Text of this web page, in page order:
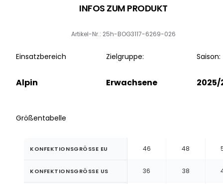
INFOS ZUM PRODUKT
Artikel-Nr.: 25h-BOG3117-6269-026
Einsatzbereich
Alpin
Zielgruppe:
Erwachsene
Saison:
2025/
Größentabelle
KONFEKTIONSGRÖSSE EU 46 48
KONFEKTIONSGRÖSSE US 36 38